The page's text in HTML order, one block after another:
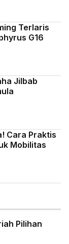
Terlaris
G16
Jilbab
Cara Praktis
Mobilitas
Pilihan